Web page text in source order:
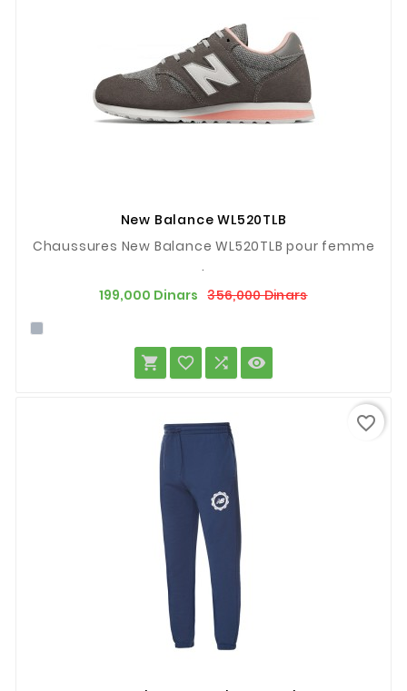
New Balance WL520TLB
Chaussures New Balance WL520TLB pour femme
.
199,000 Dinars 356,000 DinarsPrix
Prix
   
favorite_border